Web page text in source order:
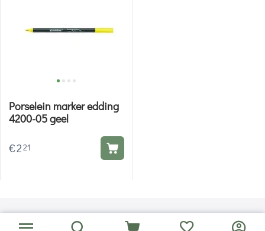
Porselein marker edding
4200-05 geel
€221